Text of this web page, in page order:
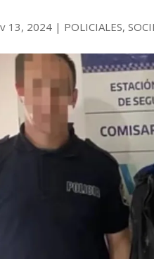
13, 2024 | POLICIALES,